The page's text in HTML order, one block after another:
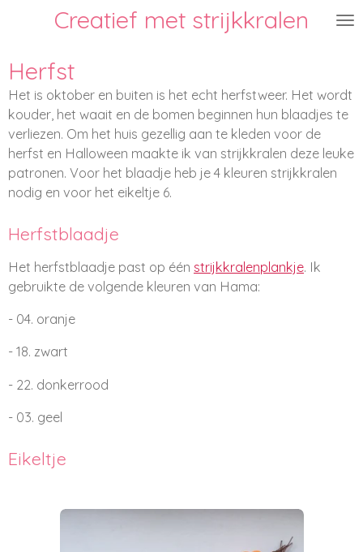
de
hoofdinhoud
Creatief met strijkkralen
Herfst
Het is oktober en buiten is het echt herfstweer. Het wordt
kouder, het waait en de bomen beginnen hun blaadjes te
verliezen. Om het huis gezellig aan te kleden voor de
herfst en Halloween maakte ik van strijkkralen deze leuke
patronen. Voor het blaadje heb je 4 kleuren strijkkralen
nodig en voor het eikeltje 6.
Herfstblaadje
Het herfstblaadje past op één strijkkralenplankje. Ik
gebruikte de volgende kleuren van Hama:
- 04. oranje
- 18. zwart
- 22. donkerrood
- 03. geel
Eikeltje